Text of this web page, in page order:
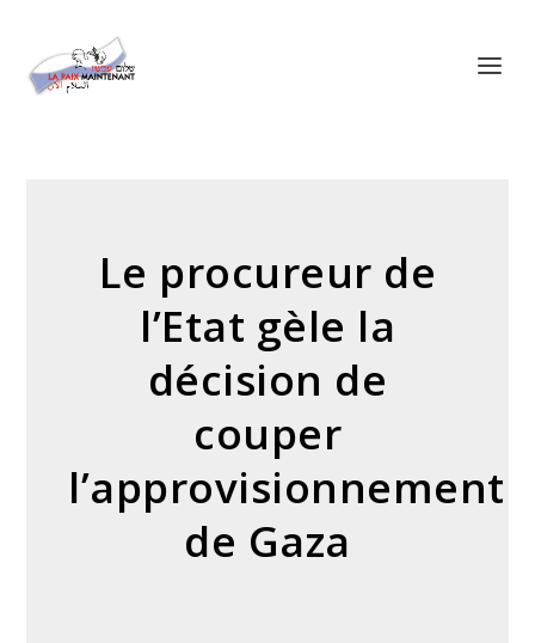
Le procureur de
l’Etat gèle la
décision de
couper
l’approvisionnement
de Gaza